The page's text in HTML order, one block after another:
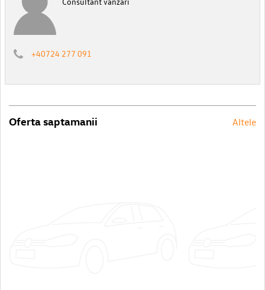
+40724 277 091
Oferta saptamanii Altele